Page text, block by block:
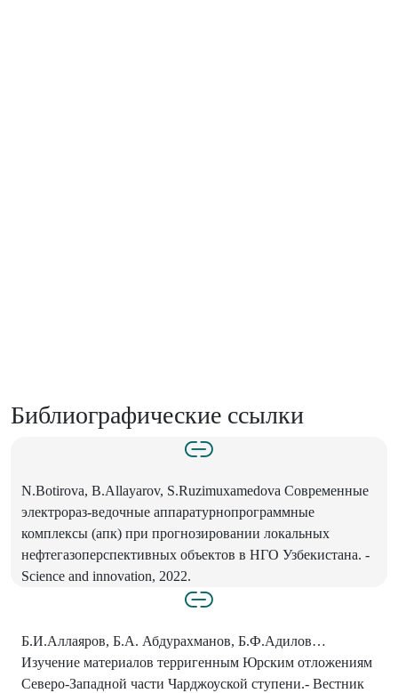
Библиографические ссылки
N.Botirova, B.Allayarov, S.Ruzimuxamedova Современные
электрораз-ведочные аппаратурнопрограммные
комплексы (апк) при прогнозировании локальных
нефтегазоперспективных объектов в НГО Узбекистана. -
Science and innovation, 2022.
Б.И.Аллаяров, Б.А. Абдурахманов, Б.Ф.Адилов…
Изучение материалов терригенным Юрским отложениям
Северо-Западной части Чарджоуской ступени.- Вестник